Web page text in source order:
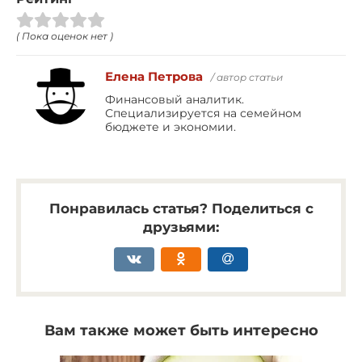
( Пока оценок нет )
Елена Петрова / автор статьи
Финансовый аналитик.
Специализируется на семейном
бюджете и экономии.
Понравилась статья? Поделиться с
друзьями:
Вам также может быть интересно